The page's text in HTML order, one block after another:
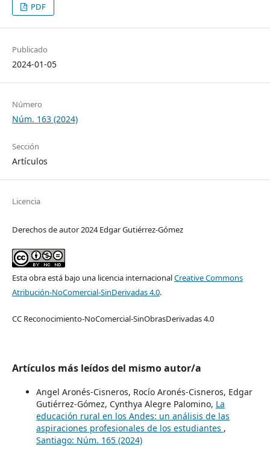
PDF
Publicado
2024-01-05
Número
Núm. 163 (2024)
Sección
Artículos
Licencia
Derechos de autor 2024 Edgar Gutiérrez-Gómez
Esta obra está bajo una licencia internacionalCreative Commons
Atribución-NoComercial-SinDerivadas 4.0.
CC Reconocimiento-NoComercial-SinObrasDerivadas 4.0
Artículos más leídos del mismo autor/a
Angel Aronés-Cisneros, Rocío Aronés-Cisneros, Edgar
Gutiérrez-Gómez, Cynthya Alegre Palomino, La
educación rural en los Andes: un análisis de las
aspiraciones profesionales de los estudiantes ,
Santiago: Núm. 165 (2024)